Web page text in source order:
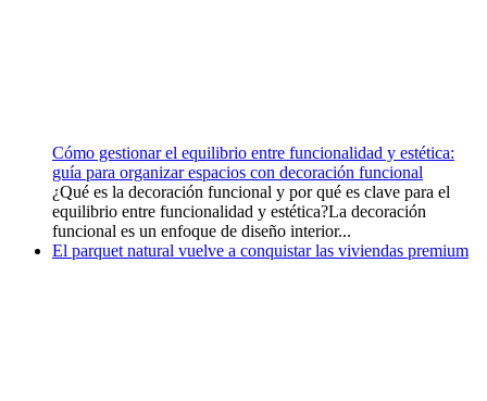
Cómo gestionar el equilibrio entre funcionalidad y estética:
guía para organizar espacios con decoración funcional
¿Qué es la decoración funcional y por qué es clave para el
equilibrio entre funcionalidad y estética?La decoración
funcional es un enfoque de diseño interior...
El parquet natural vuelve a conquistar las viviendas premium